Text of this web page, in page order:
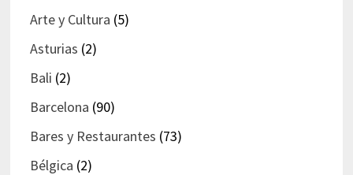
Arte y Cultura (5)
Asturias (2)
Bali (2)
Barcelona (90)
Bares y Restaurantes (73)
Bélgica (2)